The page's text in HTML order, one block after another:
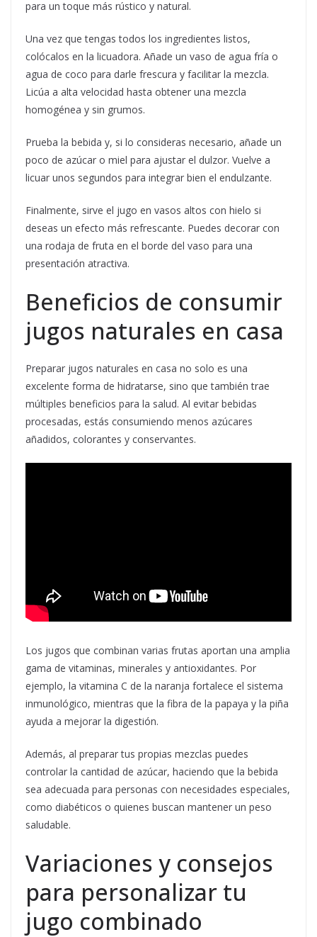
para un toque más rústico y natural.
Una vez que tengas todos los ingredientes listos,
colócalos en la licuadora. Añade un vaso de agua fría o
agua de coco para darle frescura y facilitar la mezcla.
Licúa a alta velocidad hasta obtener una mezcla
homogénea y sin grumos.
Prueba la bebida y, si lo consideras necesario, añade un
poco de azúcar o miel para ajustar el dulzor. Vuelve a
licuar unos segundos para integrar bien el endulzante.
Finalmente, sirve el jugo en vasos altos con hielo si
deseas un efecto más refrescante. Puedes decorar con
una rodaja de fruta en el borde del vaso para una
presentación atractiva.
Beneficios de consumir
jugos naturales en casa
Preparar jugos naturales en casa no solo es una
excelente forma de hidratarse, sino que también trae
múltiples beneficios para la salud. Al evitar bebidas
procesadas, estás consumiendo menos azúcares
añadidos, colorantes y conservantes.
Los jugos que combinan varias frutas aportan una amplia
gama de vitaminas, minerales y antioxidantes. Por
ejemplo, la vitamina C de la naranja fortalece el sistema
inmunológico, mientras que la fibra de la papaya y la piña
ayuda a mejorar la digestión.
Además, al preparar tus propias mezclas puedes
controlar la cantidad de azúcar, haciendo que la bebida
sea adecuada para personas con necesidades especiales,
como diabéticos o quienes buscan mantener un peso
saludable.
Variaciones y consejos
para personalizar tu
jugo combinado